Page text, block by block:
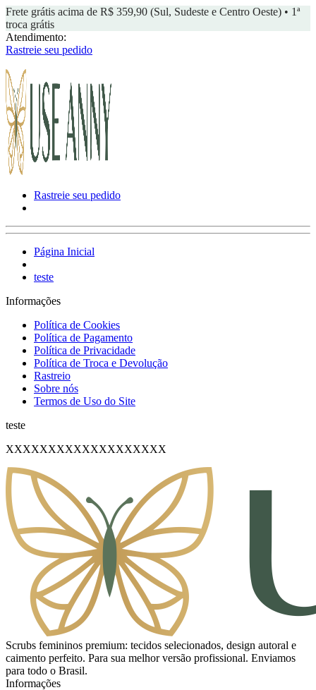
Frete grátis acima de R$ 359,90 (Sul, Sudeste e Centro Oeste) • 1ª
troca grátis
Atendimento:
Rastreie seu pedido
Rastreie seu pedido
Página Inicial
teste
Informações
Política de Cookies
Política de Pagamento
Política de Privacidade
Política de Troca e Devolução
Rastreio
Sobre nós
Termos de Uso do Site
teste
XXXXXXXXXXXXXXXXXXX
Scrubs femininos premium: tecidos selecionados, design autoral e
caimento perfeito. Para sua melhor versão profissional. Enviamos
para todo o Brasil.
Informações